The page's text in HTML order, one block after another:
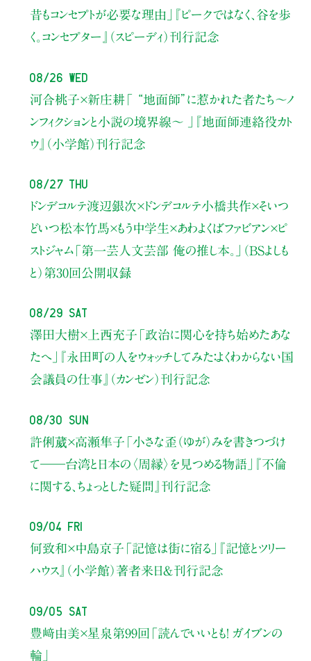
昔もコンセプトが必要な理由」
『ピークではなく、谷を歩
く。コンセプター』（スピーディ）刊行記念
08/26 Wed
河合桃子×新庄耕「 “地面師”に惹かれた者たち〜ノ
ンフィクションと小説の境界線〜 」
『地面師連絡役カト
ウ』（小学館）刊行記念
08/27 Thu
ドンデコルテ渡辺銀次×ドンデコルテ小橋共作×そいつ
どいつ松本竹馬×もう中学生×あわよくばファビアン×ピ
ストジャム「第一芸人文芸部 俺の推し本。」（BSよしも
と） 第30回公開収録
08/29 Sat
澤田大樹×上西充子 「政治に関心を持ち始めたあな
たへ」
『永田町の人をウォッチしてみた：よくわからない国
会議員の仕事』（カンゼン）刊行記念
08/30 Sun
許俐葳×高瀬隼子 「小さな歪（ゆが）みを書きつづけ
て――台湾と日本の〈周縁〉を見つめる物語」
『不倫
に関する、ちょっとした疑問』刊行記念
09/04 Fri
何致和×中島京子 「記憶は街に宿る」
『記憶とツリー
ハウス』（小学館）著者来日＆刊行記念
09/05 Sat
豊﨑由美×星泉 第99回「読んでいいとも！ ガイブンの
輪」